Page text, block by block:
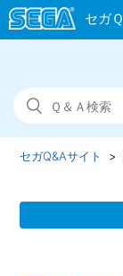
セガQ&Aサイト